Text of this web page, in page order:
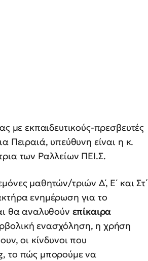
με εκπαιδευτικούς-πρεσβευτές
Πειραιά, υπεύθυνη είναι η κ.
των Ραλλείων ΠΕΙ.Σ.
μαθητών/τριών Δ΄, Ε΄ και Στ΄
ενημέρωση για το
θα αναλυθούν επίκαιρα
ενασχόληση, η χρήση
οι κίνδυνοι που
το πώς μπορούμε να